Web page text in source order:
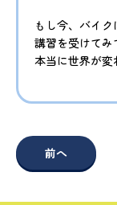
もし今、バイ
講習を受けてみ
本当に世界が変
前へ